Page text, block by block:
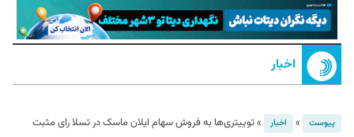
اخبار
پیوست » اخبار »توییتری‌ها به فروش سهام ایلان ماسک در تسلا رای مثبت